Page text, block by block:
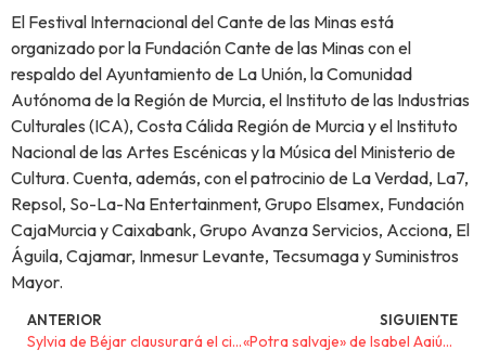
El Festival Internacional del Cante de las Minas está
organizado por la Fundación Cante de las Minas con el
respaldo del Ayuntamiento de La Unión, la Comunidad
Autónoma de la Región de Murcia, el Instituto de las Industrias
Culturales (ICA), Costa Cálida Región de Murcia y el Instituto
Nacional de las Artes Escénicas y la Música del Ministerio de
Cultura. Cuenta, además, con el patrocinio de La Verdad, La7,
Repsol, So-La-Na Entertainment, Grupo Elsamex, Fundación
CajaMurcia y Caixabank, Grupo Avanza Servicios, Acciona, El
Águila, Cajamar, Inmesur Levante, Tecsumaga y Suministros
Mayor.
ANTERIOR
Sylvia de Béjar clausurará el ciclo Fahrenheit 78.8 el viernes 26 de julio en Los Alcázares
SIGUIENTE
«Potra salvaje» de Isabel Aaiún número 1 en España